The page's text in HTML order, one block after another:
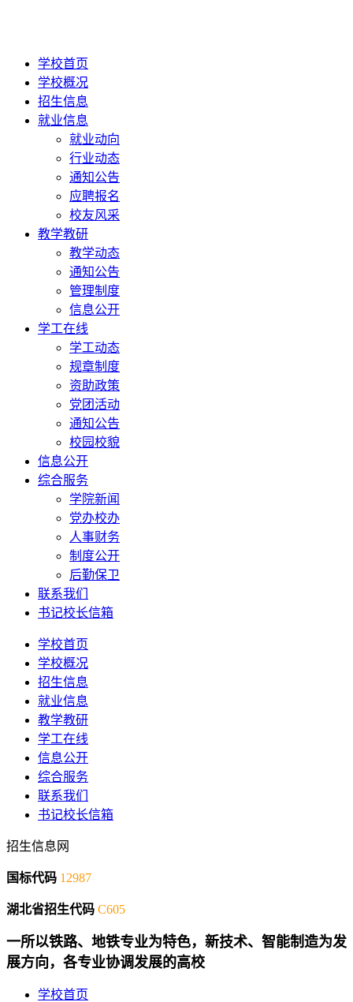
学校首页
学校概况
招生信息
就业信息
就业动向
行业动态
通知公告
应聘报名
校友风采
教学教研
教学动态
通知公告
管理制度
信息公开
学工在线
学工动态
规章制度
资助政策
党团活动
通知公告
校园校貌
信息公开
综合服务
学院新闻
党办校办
人事财务
制度公开
后勤保卫
联系我们
书记校长信箱
学校首页
学校概况
招生信息
就业信息
教学教研
学工在线
信息公开
综合服务
联系我们
书记校长信箱
招生信息网
国标代码 12987
湖北省招生代码 C605
一所以铁路、地铁专业为特色，新技术、智能制造为发
展方向，各专业协调发展的高校
学校首页